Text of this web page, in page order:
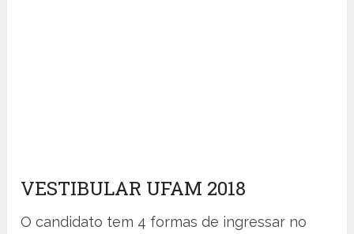
VESTIBULAR UFAM 2018
O candidato tem 4 formas de ingressar no